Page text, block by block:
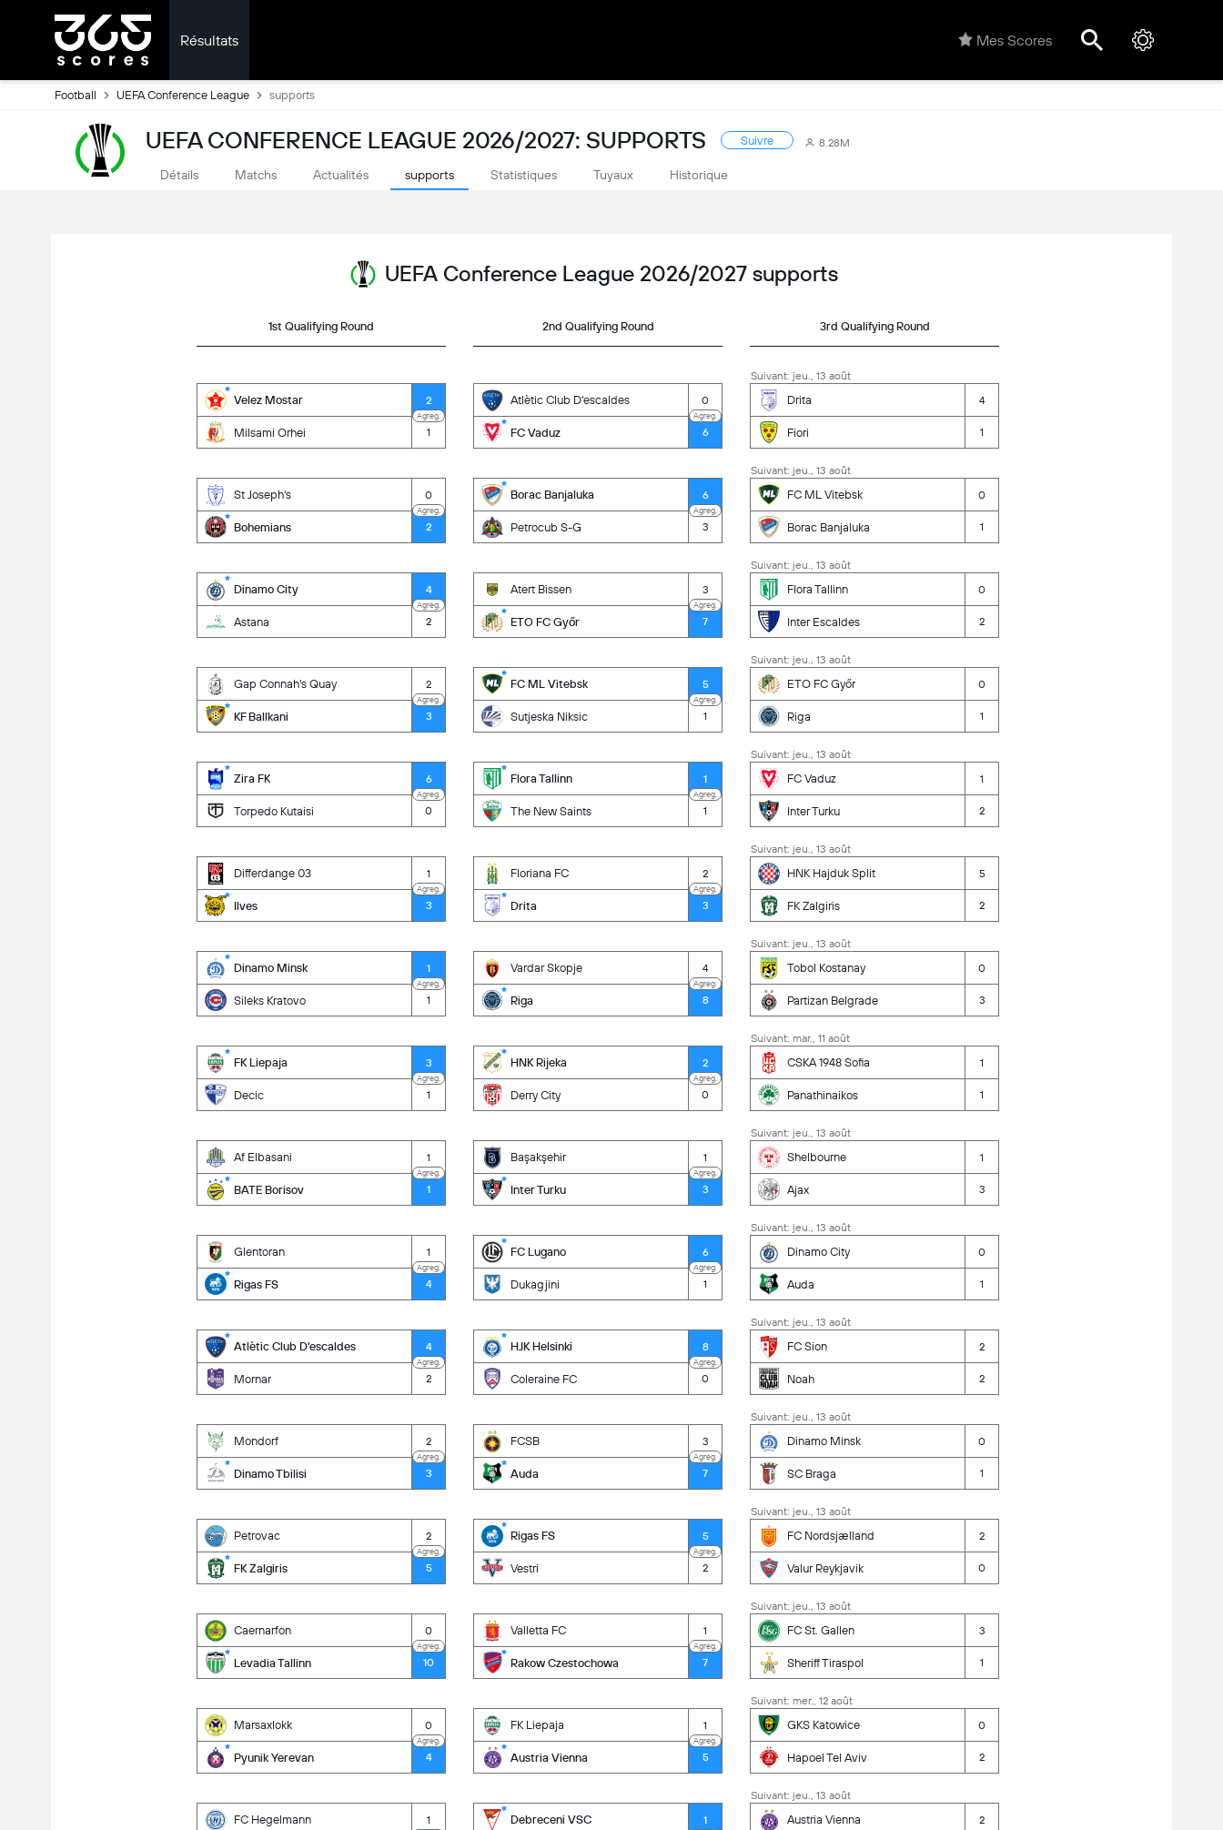
Résultats Mes Scores
Football UEFA Conference League supports
UEFA CONFERENCE LEAGUE 2026/2027: SUPPORTS Suivre 8.28M
Détails Matchs Actualités supports Statistiques Tuyaux Historique
UEFA Conference League 2026/2027 supports
1st Qualifying Round
Velez Mostar 2
Agreg.
Milsami Orhei 1
St Joseph's 0
Agreg.
Bohemians 2
Dinamo City 4
Agreg.
Astana 2
Gap Connah's Quay 2
Agreg.
KF Ballkani 3
Zira FK 6
Agreg.
Torpedo Kutaisi 0
Differdange 03 1
Agreg.
Ilves 3
Dinamo Minsk 1
Agreg.
Sileks Kratovo 1
FK Liepaja 3
Agreg.
Decic 1
Af Elbasani 1
Agreg.
BATE Borisov 1
Glentoran 1
Agreg.
Rigas FS 4
Atlètic Club D'escaldes 4
Agreg.
Mornar 2
Mondorf 2
Agreg.
Dinamo Tbilisi 3
Petrovac 2
Agreg.
FK Zalgiris 5
Caernarfon 0
Agreg.
Levadia Tallinn 10
Marsaxlokk 0
Agreg.
Pyunik Yerevan 4
FC Hegelmann 1
2nd Qualifying Round
Atlètic Club D'escaldes 0
Agreg.
FC Vaduz 6
Borac Banjaluka 6
Agreg.
Petrocub S-G 3
Atert Bissen 3
Agreg.
ETO FC Győr 7
FC ML Vitebsk 5
Agreg.
Sutjeska Niksic 1
Flora Tallinn 1
Agreg.
The New Saints 1
Floriana FC 2
Agreg.
Drita 3
Vardar Skopje 4
Agreg.
Riga 8
HNK Rijeka 2
Agreg.
Derry City 0
Başakşehir 1
Agreg.
Inter Turku 3
FC Lugano 6
Agreg.
Dukagjini 1
HJK Helsinki 8
Agreg.
Coleraine FC 0
FCSB 3
Agreg.
Auda 7
Rigas FS 5
Agreg.
Vestri 2
Valletta FC 1
Agreg.
Rakow Czestochowa 7
FK Liepaja 1
Agreg.
Austria Vienna 5
Debreceni VSC 1
3rd Qualifying Round
Suivant: jeu., 13 août
Drita 4
Fiori 1
Suivant: jeu., 13 août
FC ML Vitebsk 0
Borac Banjaluka 1
Suivant: jeu., 13 août
Flora Tallinn 0
Inter Escaldes 2
Suivant: jeu., 13 août
ETO FC Győr 0
Riga 1
Suivant: jeu., 13 août
FC Vaduz 1
Inter Turku 2
Suivant: jeu., 13 août
HNK Hajduk Split 5
FK Zalgiris 2
Suivant: jeu., 13 août
Tobol Kostanay 0
Partizan Belgrade 3
Suivant: mar., 11 août
CSKA 1948 Sofia 1
Panathinaikos 1
Suivant: jeu., 13 août
Shelbourne 1
Ajax 3
Suivant: jeu., 13 août
Dinamo City 0
Auda 1
Suivant: jeu., 13 août
FC Sion 2
Noah 2
Suivant: jeu., 13 août
Dinamo Minsk 0
SC Braga 1
Suivant: jeu., 13 août
FC Nordsjælland 2
Valur Reykjavik 0
Suivant: jeu., 13 août
FC St. Gallen 3
Sheriff Tiraspol 1
Suivant: mer., 12 août
GKS Katowice 0
Hapoel Tel Aviv 2
Suivant: jeu., 13 août
Austria Vienna 2